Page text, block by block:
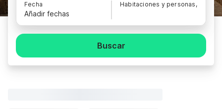
Fecha
Añadir fechas
Habitaciones y personas,
Buscar